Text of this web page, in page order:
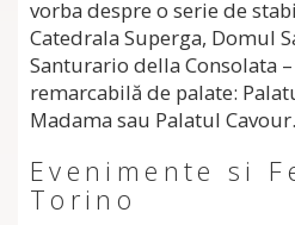
vorba despre o serie de
Catedrala Superga, Domul
Santurario della Consolata
remarcabilă de palate:
Madama sau Palatul Cavour.
Evenimente si
Torino